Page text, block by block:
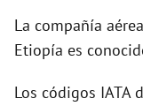
La compañía aérea
Etiopía es
Los códigos IATA